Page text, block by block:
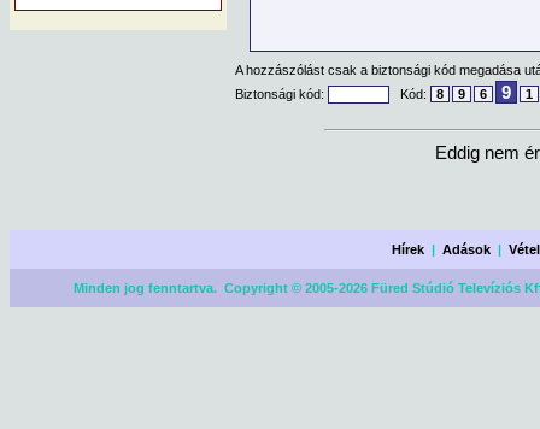
A hozzászólást csak a biztonsági kód megadása
Biztonsági kód:
Kód: 8 9 6 9 1
Eddig nem
Hírek |Adások |
Minden jog fenntartva. Copyright © 2005-2026 Füred Stúdió Televíziós